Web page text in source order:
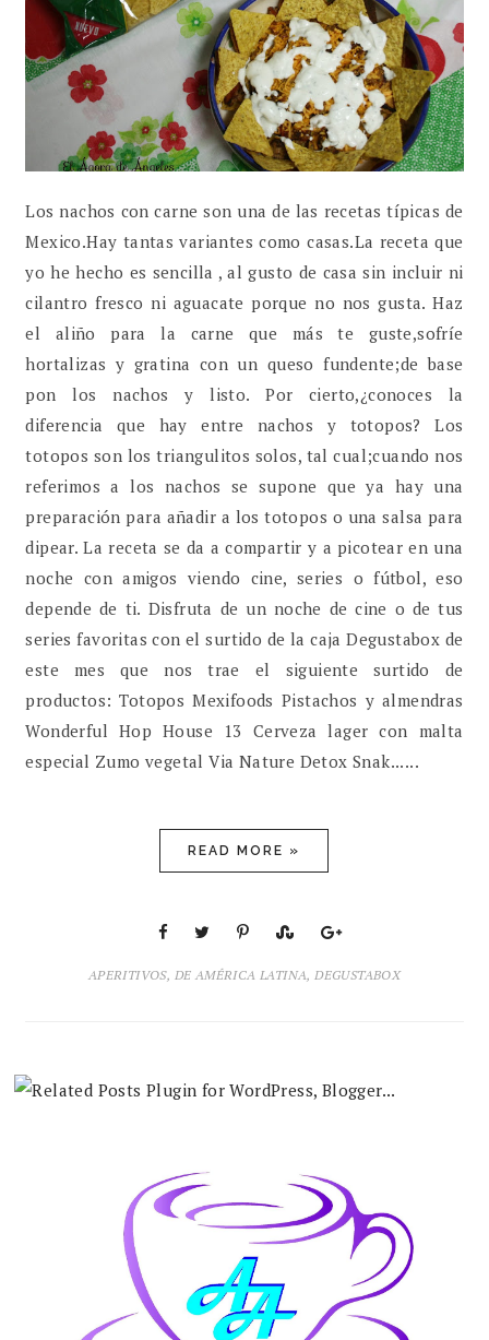
Los nachos con carne son una de las recetas típicas de
Mexico.Hay tantas variantes como casas.La receta que
yo he hecho es sencilla , al gusto de casa sin incluir ni
cilantro fresco ni aguacate porque no nos gusta. Haz
el aliño para la carne que más te guste,sofríe
hortalizas y gratina con un queso fundente;de base
pon los nachos y listo. Por cierto,¿conoces la
diferencia que hay entre nachos y totopos? Los
totopos son los triangulitos solos, tal cual;cuando nos
referimos a los nachos se supone que ya hay una
preparación para añadir a los totopos o una salsa para
dipear. La receta se da a compartir y a picotear en una
noche con amigos viendo cine, series o fútbol, eso
depende de ti. Disfruta de un noche de cine o de tus
series favoritas con el surtido de la caja Degustabox de
este mes que nos trae el siguiente surtido de
productos: Totopos Mexifoods Pistachos y almendras
Wonderful Hop House 13 Cerveza lager con malta
especial Zumo vegetal Via Nature Detox Snak......
READ MORE »
APERITIVOS, DE AMÉRICA LATINA,DEGUSTABOX